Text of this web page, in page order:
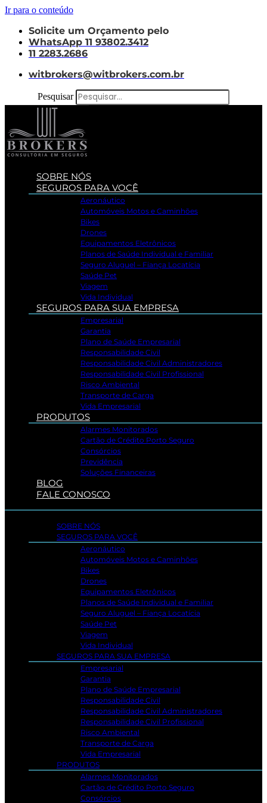
Ir para o conteúdo
Solicite um Orçamento pelo
WhatsApp 11 93802.3412
11 2283.2686
witbrokers@witbrokers.com.br
Pesquisar
SOBRE NÓS
SEGUROS PARA VOCÊ
Aeronáutico
Automóveis Motos e Caminhões
Bikes
Drones
Equipamentos Eletrônicos
Planos de Saúde Individual e Familiar
Seguro Aluguel – Fiança Locatícia
Saúde Pet
Viagem
Vida Individual
SEGUROS PARA SUA EMPRESA
Empresarial
Garantia
Plano de Saúde Empresarial
Responsabilidade Civil
Responsabilidade Civil Administradores
Responsabilidade Civil Profissional
Risco Ambiental
Transporte de Carga
Vida Empresarial
PRODUTOS
Alarmes Monitorados
Cartão de Crédito Porto Seguro
Consórcios
Previdência
Soluções Financeiras
BLOG
FALE CONOSCO
SOBRE NÓS
SEGUROS PARA VOCÊ
Aeronáutico
Automóveis Motos e Caminhões
Bikes
Drones
Equipamentos Eletrônicos
Planos de Saúde Individual e Familiar
Seguro Aluguel – Fiança Locatícia
Saúde Pet
Viagem
Vida Individual
SEGUROS PARA SUA EMPRESA
Empresarial
Garantia
Plano de Saúde Empresarial
Responsabilidade Civil
Responsabilidade Civil Administradores
Responsabilidade Civil Profissional
Risco Ambiental
Transporte de Carga
Vida Empresarial
PRODUTOS
Alarmes Monitorados
Cartão de Crédito Porto Seguro
Consórcios